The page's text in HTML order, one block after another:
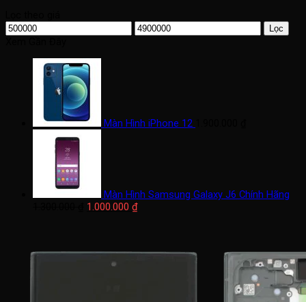
Giá
tối
Giá
tối
Lọc
Màn Hình iPhone 12
Màn Hình Samsung Galaxy J6 Chính Hãng
Giá
1.000.000 ₫Giá
1.000.000 ₫.